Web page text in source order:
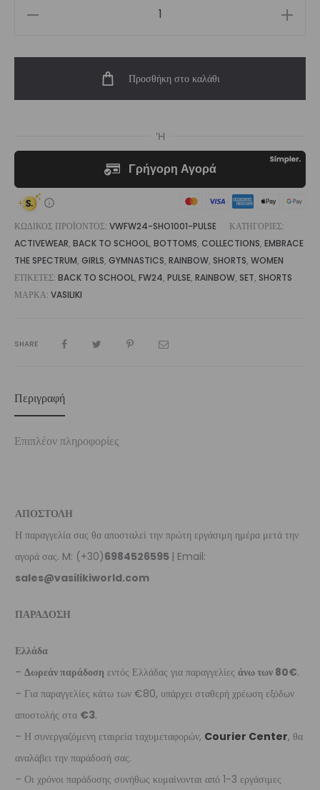
Προσθήκη στο καλάθι
ΚΩΔΙΚΌΣ ΠΡΟΪΌΝΤΟΣ: VWFW24-SHO1001-PULSE
ΚΑΤΗΓΟΡΊΕΣ:
ACTIVEWEAR, BACK TO SCHOOL, BOTTOMS, COLLECTIONS, EMBRACE
THE SPECTRUM, GIRLS, GYMNASTICS, RAINBOW, SHORTS, WOMEN
ΕΤΙΚΈΤΕΣ: BACK TO SCHOOL, FW24, PULSE, RAINBOW, SET, SHORTS
ΜΆΡΚΑ: VASILIKI
SHARE
Περιγραφή
Επιπλέον πληροφορίες
ΑΠΟΣΤΟΛΗ
Η παραγγελία σας θα αποσταλεί την πρώτη εργάσιμη ημέρα μετά την
αγορά σας. M: (+30)6984526595 | Email:
sales@vasilikiworld.com
ΠΑΡΑΔΟΣΗ
Ελλάδα
– Δωρεάν παράδοση εντός Ελλάδας για παραγγελίες άνω των 80€.
– Για παραγγελίες κάτω των €80, υπάρχει σταθερή χρέωση εξόδων
αποστολής στα €3.
– Η συνεργαζόμενη εταιρεία ταχυμεταφορών, Courier Center, θα
αναλάβει την παράδοσή σας.
– Οι χρόνοι παράδοσης συνήθως κυμαίνονται από 1-3 εργάσιμες